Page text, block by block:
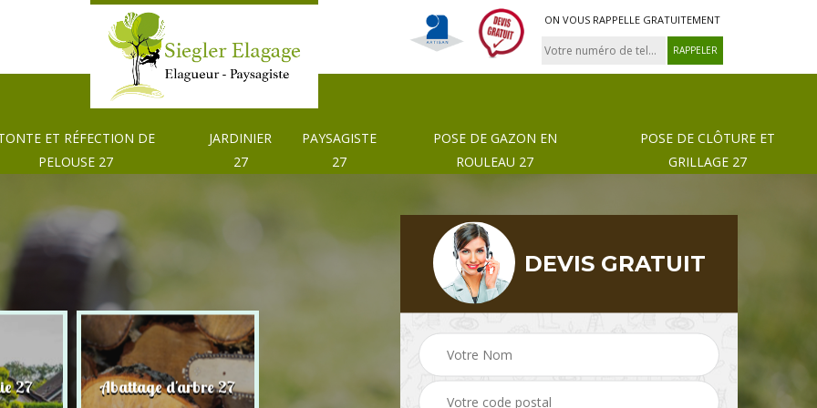
ON VOUS RAPPELLE GRATUITEMENT
ET RÉFECTION DE
PELOUSE 27
JARDINIER
27
PAYSAGISTE
27
POSE DE GAZON EN
ROULEAU 27
POSE DE CLÔTURE ET
GRILLAGE 27
27 Abattage d'arbre 27 Tonte et réfection de Paysagiste 27 Pose de gazon en
rouleau 27
DEVIS GRATUIT